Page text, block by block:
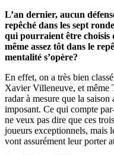
L’an dernier, aucun
repêché dans les sept
qui pourraient être choisis
même assez tôt dans le
mentalité s’opère?
En effet, on a très bien
Xavier Villeneuve, et même
radar à mesure que la saison
imposant. Ce qui compte
ne veux pas dire que ces
joueurs exceptionnels, mais
vont assurément leur porter